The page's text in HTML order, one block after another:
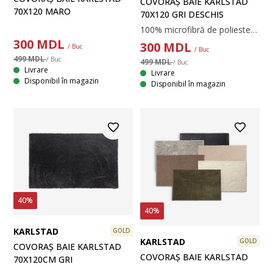
70X120 MARO
300 MDL / Buc
499 MDL/ Buc
Livrare
Disponibil în magazin
70X120 GRI DESCHIS
100% microfibră de poliester. Cu spate din latex, antiderapant. 70x120 cm
300 MDL / Buc
499 MDL/ Buc
Livrare
Disponibil în magazin
40%
KARLSTAD GOLD
COVORAȘ BAIE KARLSTAD
70X120CM GRI
40%
KARLSTAD GOLD
COVORAȘ BAIE KARLSTAD